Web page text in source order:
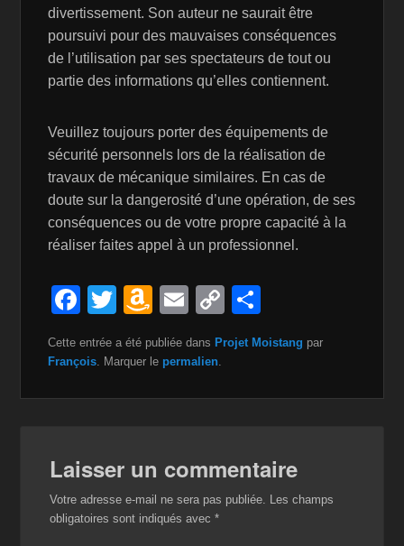
divertissement. Son auteur ne saurait être
poursuivi pour des mauvaises conséquences
de l’utilisation par ses spectateurs de tout ou
partie des informations qu’elles contiennent.
Veuillez toujours porter des équipements de
sécurité personnels lors de la réalisation de
travaux de mécanique similaires. En cas de
doute sur la dangerosité d’une opération, de ses
conséquences ou de votre propre capacité à la
réaliser faites appel à un professionnel.
F
c
o
k
T
wi
tt
A
m
a
W
is
h
E
m
ail
C
o
p
k
ar
ta
Cette entrée a été publiée dans Projet Moistang par
François. Marquer le permalien.
Laisser un commentaire
Votre adresse e-mail ne sera pas publiée. Les champs
obligatoires sont indiqués avec*